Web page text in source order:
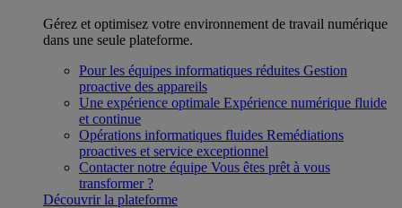
Gérez et optimisez votre environnement de travail numérique
dans une seule plateforme.
Pour les équipes informatiques réduites Gestion
proactive des appareils
Une expérience optimale Expérience numérique fluide
et continue
Opérations informatiques fluides Remédiations
proactives et service exceptionnel
Contacter notre équipe Vous êtes prêt à vous
transformer ?
Découvrir la plateforme